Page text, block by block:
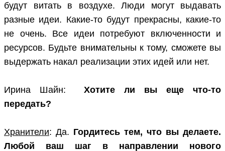
будут витать в воздухе. Люди могут выдавать
разные идеи. Какие-то будут прекрасны, какие-то
не очень. Все идеи потребуют включенности и
ресурсов. Будьте внимательны к тому, сможете вы
выдержать накал реализации этих идей или нет.
Ирина Шайн: Хотите ли вы еще что-то
передать?
Хранители: Да. Гордитесь тем, что вы делаете.
Любой ваш шаг в направлении нового